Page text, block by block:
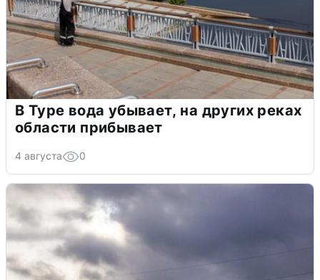
В Туре вода убывает, на других реках
области прибывает
4 августа 0